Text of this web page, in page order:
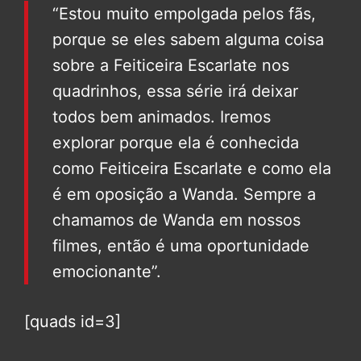
“Estou muito empolgada pelos fãs,
porque se eles sabem alguma coisa
sobre a Feiticeira Escarlate nos
quadrinhos, essa série irá deixar
todos bem animados. Iremos
explorar porque ela é conhecida
como Feiticeira Escarlate e como ela
é em oposição a Wanda. Sempre a
chamamos de Wanda em nossos
filmes, então é uma oportunidade
emocionante”.
[quads id=3]